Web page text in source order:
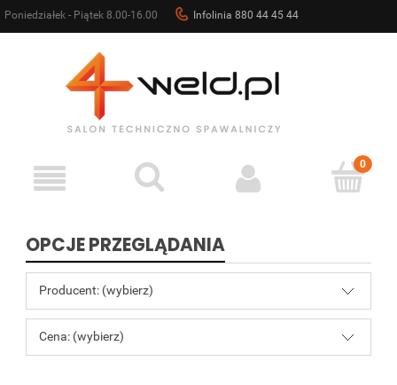
Poniedziałek - Piątek 8.00-16.00 Infolinia 880 44 45 44
OPCJE PRZEGLĄDANIA
Producent: (wybierz)
Cena: (wybierz)